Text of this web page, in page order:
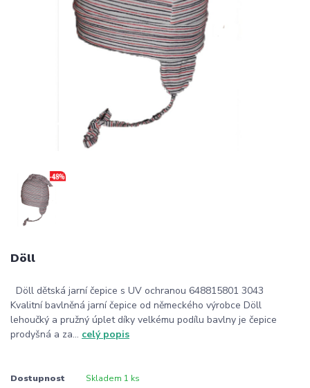
Döll
Döll dětská jarní čepice s UV ochranou 648815801 3043
Kvalitní bavlněná jarní čepice od německého výrobce Döll
lehoučký a pružný úplet díky velkému podílu bavlny je čepice
prodyšná a za... celý popis
Dostupnost Skladem 1 ks